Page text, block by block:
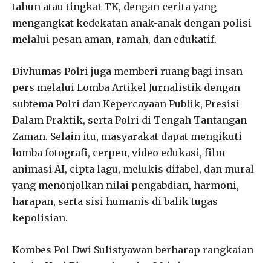
tahun atau tingkat TK, dengan cerita yang
mengangkat kedekatan anak-anak dengan polisi
melalui pesan aman, ramah, dan edukatif.
Divhumas Polri juga memberi ruang bagi insan
pers melalui Lomba Artikel Jurnalistik dengan
subtema Polri dan Kepercayaan Publik, Presisi
Dalam Praktik, serta Polri di Tengah Tantangan
Zaman. Selain itu, masyarakat dapat mengikuti
lomba fotografi, cerpen, video edukasi, film
animasi AI, cipta lagu, melukis difabel, dan mural
yang menonjolkan nilai pengabdian, harmoni,
harapan, serta sisi humanis di balik tugas
kepolisian.
Kombes Pol Dwi Sulistyawan berharap rangkaian